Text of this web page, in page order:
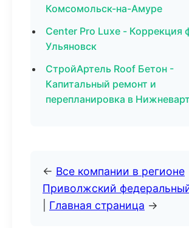
Комсомольск-на-Амуре
Center Pro Luxe - Коррекция
Ульяновск
СтройАртель Roof Бетон -
Капитальный ремонт и
перепланировка в
← Все компании в регионе
Приволжский
Главная страница →